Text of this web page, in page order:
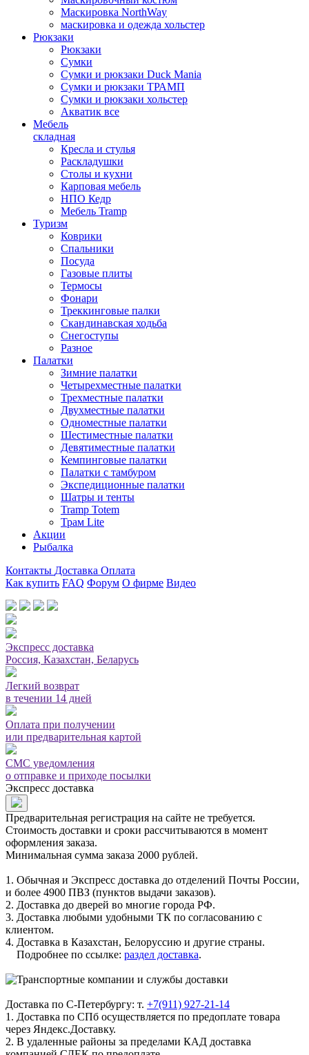
Маскировка NorthWay
маскировка и одежда хольстер
Рюкзаки
Рюкзаки
Сумки
Сумки и рюкзаки Duck Mania
Сумки и рюкзаки ТРАМП
Сумки и рюкзаки хольстер
Акватик все
Мебель
складная
Кресла и стулья
Раскладушки
Столы и кухни
Карповая мебель
НПО Кедр
Мебель Tramp
Туризм
Коврики
Спальники
Посуда
Газовые плиты
Термосы
Фонари
Треккинговые палки
Скандинавская ходьба
Снегоступы
Разное
Палатки
Зимние палатки
Четырехместные палатки
Трехместные палатки
Двухместные палатки
Одноместные палатки
Шестиместные палатки
Девятиместные палатки
Кемпинговые палатки
Палатки с тамбуром
Экспедиционные палатки
Шатры и тенты
Tramp Totem
Трам Lite
Акции
Рыбалка
Контакты Доставка Оплата
Как купить FAQ Форум О фирме Видео
Экспресс доставка
Россия, Казахстан, Беларусь
Легкий возврат
в течении 14 дней
Оплата при получении
или предварительная картой
СМС уведомления
о отправке и приходе посылки
Экспресс доставка
Предварительная регистрация на сайте не требуется.
Стоимость доставки и сроки рассчитываются в момент
оформления заказа.
Минимальная сумма заказа 2000 рублей.
1. Обычная и Экспресс доставка до отделений Почты России,
и более 4900 ПВЗ (пунктов выдачи заказов).
2. Доставка до дверей во многие города РФ.
3. Доставка любыми удобными ТК по согласованию с
клиентом.
4. Доставка в Казахстан, Белоруссию и другие страны.
Подробнее по ссылке: раздел доставка.
Доставка по С-Петербургу: т. +7(911) 927-21-14
1. Доставка по СПб осуществляется по предоплате товара
через Яндекс.Доставку.
2. В удаленные районы за пределами КАД доставка